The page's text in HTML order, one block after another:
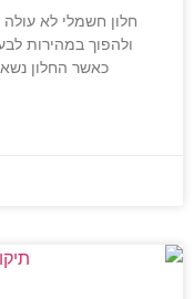
חלון חשמלי לא
ולהפוך במהירות
כאשר החלון